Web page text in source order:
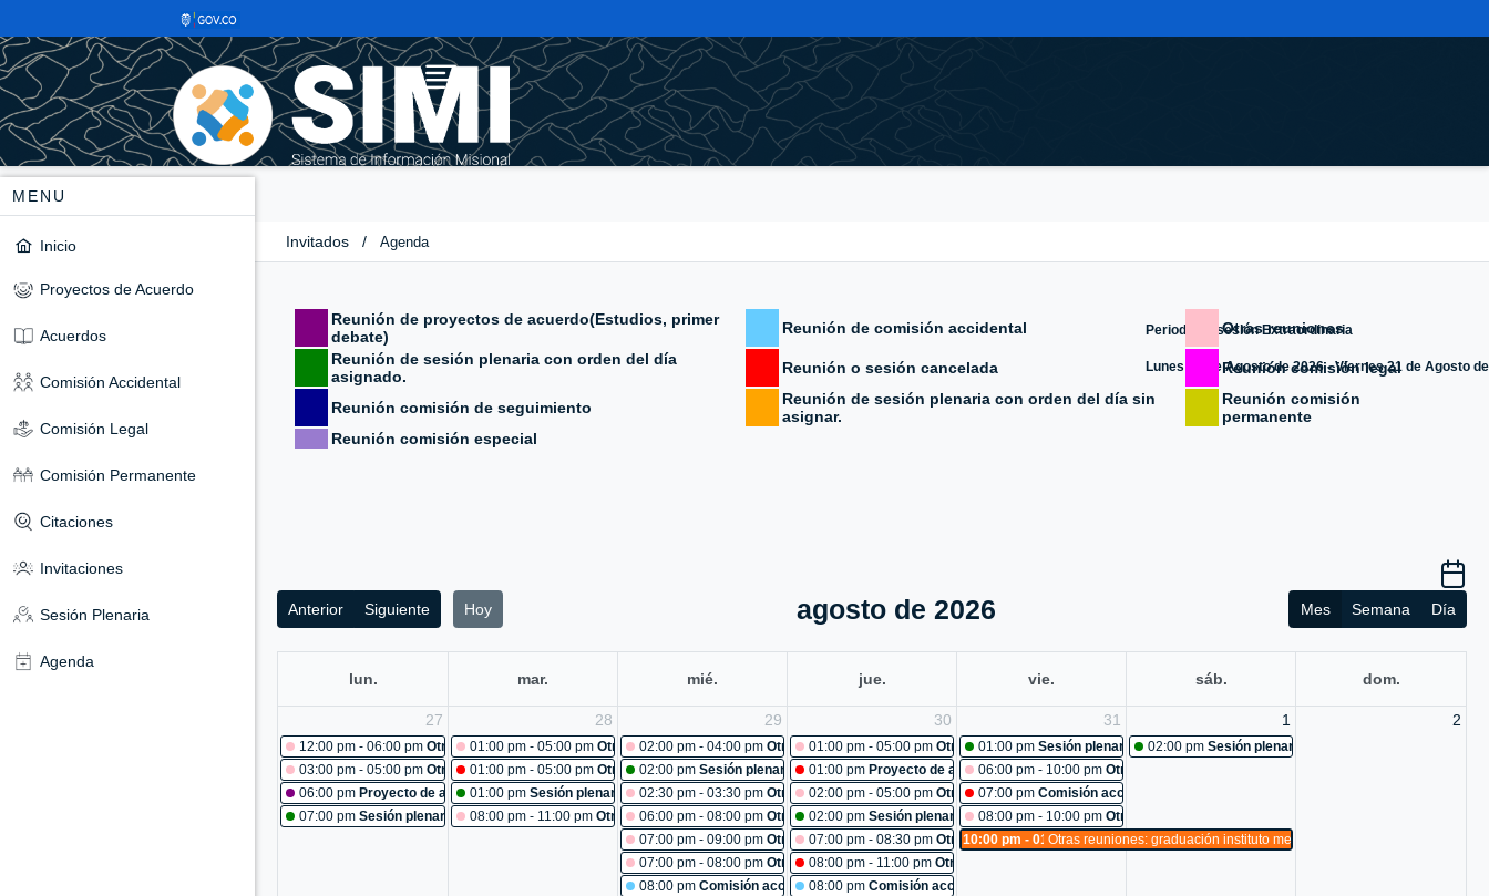
MENU
Inicio
Proyectos de Acuerdo
Acuerdos
Comisión Accidental
Comisión Legal
Comisión Permanente
Citaciones
Invitaciones
Sesión Plenaria
Agenda
Invitados / Agenda
Reunión de proyectos de acuerdo(Estudios, primer
debate)
Reunión de comisión accidental
Otras reuniones
Reunión de sesión plenaria con orden del día
asignado.
Reunión o sesión cancelada Reunión comisión legal
Reunión comisión de seguimiento
Reunión de sesión plenaria con orden del día sin
asignar.
Reunión comisión
permanente
Reunión comisión especial
Periodo de sesión Extraordinaria
Lunes 10 de Agosto de 2026 - Viernes 21 de Agosto
Anterior Siguiente Hoy agosto de 2026 Mes Semana Día
lun. mar. mié. jue. vie. sáb. dom.
27
12:00 pm - 06:00 pm Otras reuniones: mantenimiento recinto
03:00 pm - 05:00 pm Otras reuniones: reunión unidad de comunicaciones
06:00 pm Proyecto de acuerdo 96-2026: estudio
07:00 pm Sesión plenaria No. 480
28
01:00 pm - 05:00 pm Otras reuniones: curso de redacción y ortografía
01:00 pm - 05:00 pm Otras reuniones: Cancelada
01:00 pm Sesión plenaria No. 481
08:00 pm - 11:00 pm Otras reuniones: sesión extraordinaria ctp
29
02:00 pm - 04:00 pm Otras reuniones: comité primario
02:00 pm Sesión plenaria No. 482
02:30 pm - 03:30 pm Otras reuniones: reunión estrategia de comunicaciones pot
06:00 pm - 08:00 pm Otras reuniones: caracterización pot
07:00 pm - 09:00 pm Otras reuniones: mesa de trabajo
07:00 pm - 08:00 pm Otras reuniones: reconocimiento a cosiendo ideas s.a.s
08:00 pm Comisión accidental:turismo y entretenimiento
30
01:00 pm - 05:00 pm Otras reuniones: capacitación a conductores
01:00 pm Proyecto de acuerdo 96-2026: Cancelada
02:00 pm - 05:00 pm Otras reuniones: ley 1503 de 2011
02:00 pm Sesión plenaria No. 483
07:00 pm - 08:30 pm Otras reuniones: mantenimiento recinto
08:00 pm - 11:00 pm Otras reuniones: Cancelada
08:00 pm Comisión accidental:hacer seguimiento a los problemas de ruido, mal parqueo, convivencia y
31
01:00 pm Sesión plenaria No. 484
06:00 pm - 10:00 pm Otras reuniones: reunión con equipo de trabajo
07:00 pm Comisión accidental: Cancelada
08:00 pm - 10:00 pm Otras reuniones: reto visiones de territorio 2026
10:00 pm - 01:00 amOtras reuniones: graduación instituto metropolitano de educación
1
02:00 pm Sesión plenaria No. 485
2